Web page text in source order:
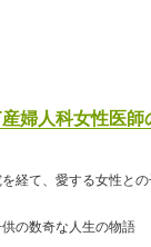
婦人科女性医師
経て、愛する女性と
の数奇な人生の物語